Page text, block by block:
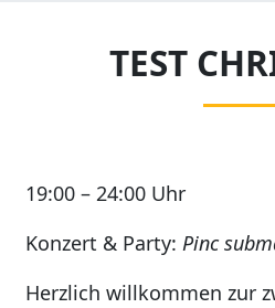
TEST
19:00 – 24:00 Uhr
Konzert & Party: Pinc
Herzlich willkommen zur